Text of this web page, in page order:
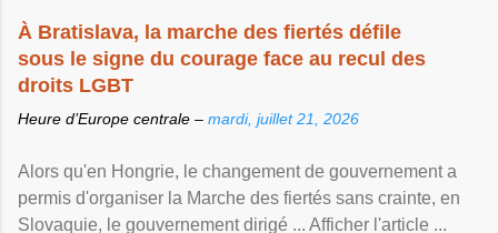
À Bratislava, la marche des fiertés défile
sous le signe du courage face au recul des
droits LGBT
Heure d’Europe centrale – mardi, juillet 21, 2026
Alors qu'en Hongrie, le changement de gouvernement a
permis d'organiser la Marche des fiertés sans crainte, en
Slovaquie, le gouvernement dirigé ... Afficher l'article ...